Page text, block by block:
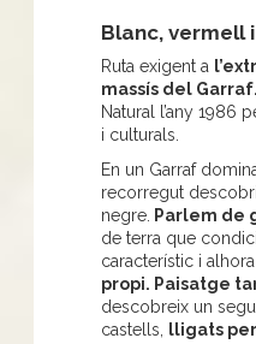
Blanc, vermell
Ruta exigent a
massís del Garraf.
Natural l’any 1986
i culturals.
En un Garraf
recorregut
negre. Parlem de
de terra que
característic i
propi. Paisatge
descobreix un
castells,
lligats